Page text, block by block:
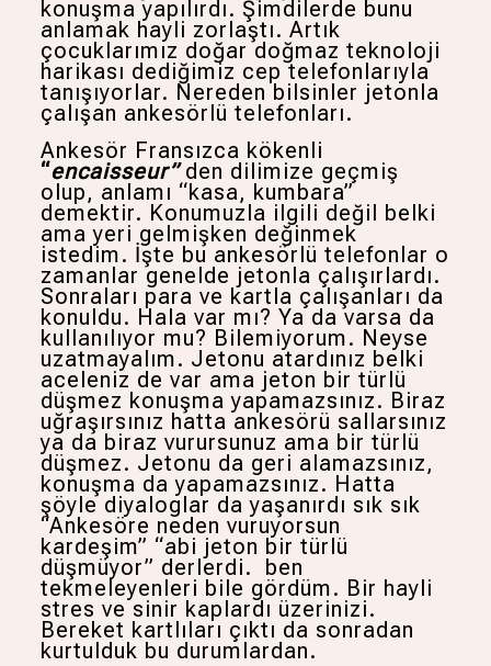
konuşma yapılırdı. Şimdilerde bunu
anlamak hayli zorlaştı. Artık
çocuklarımız doğar doğmaz teknoloji
harikası dediğimiz cep telefonlarıyla
tanışıyorlar. Nereden bilsinler jetonla
çalışan ankesörlü telefonları.
Ankesör Fransızca kökenli
“encaisseur” den dilimize geçmiş
olup, anlamı “kasa, kumbara”
demektir. Konumuzla ilgili değil belki
ama yeri gelmişken değinmek
istedim. İşte bu ankesörlü telefonlar o
zamanlar genelde jetonla çalışırlardı.
Sonraları para ve kartla çalışanları da
konuldu. Hala var mı? Ya da varsa da
kullanılıyor mu? Bilemiyorum. Neyse
uzatmayalım. Jetonu atardınız belki
aceleniz de var ama jeton bir türlü
düşmez konuşma yapamazsınız. Biraz
uğraşırsınız hatta ankesörü sallarsınız
ya da biraz vurursunuz ama bir türlü
düşmez. Jetonu da geri alamazsınız,
konuşma da yapamazsınız. Hatta
şöyle diyaloglar da yaşanırdı sık sık
“Ankesöre neden vuruyorsun
kardeşim” “abi jeton bir türlü
düşmüyor” derlerdi. ben
tekmeleyenleri bile gördüm. Bir hayli
stres ve sinir kaplardı üzerinizi.
Bereket kartlıları çıktı da sonradan
kurtulduk bu durumlardan.